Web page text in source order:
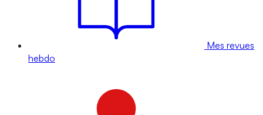
Mes revues
hebdo